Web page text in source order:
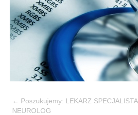
← Poszukujemy: LEKARZ SPECJALISTA
NEUROLOG